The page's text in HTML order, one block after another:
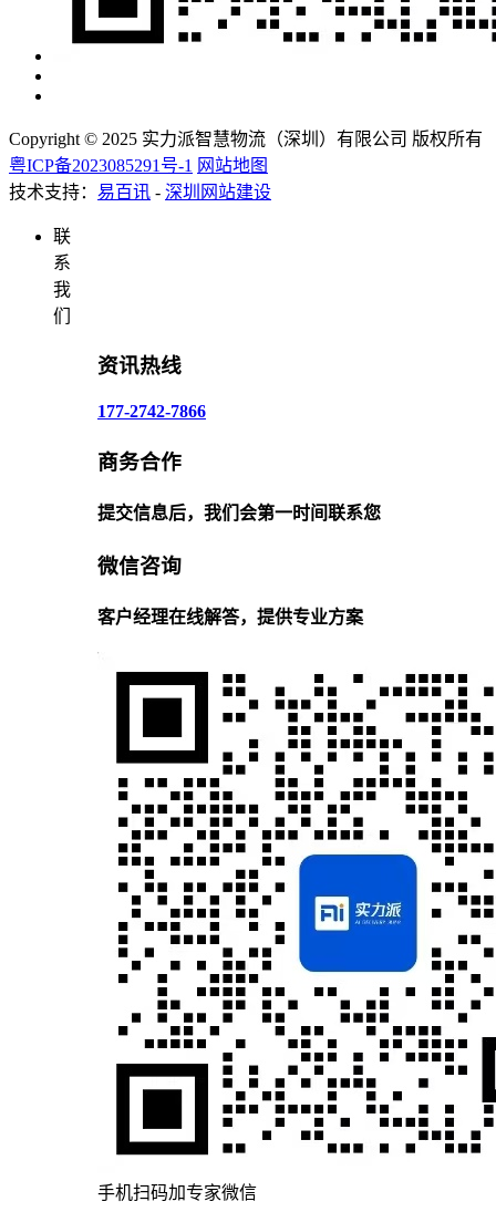
Copyright © 2025 实力派智慧物流（深圳）有限公司 版权所有
粤ICP备2023085291号-1 网站地图
技术支持： 易百讯 - 深圳网站建设
联
系
我
们
资讯热线
177-2742-7866
商务合作
提交信息后，我们会第一时间联系您
微信咨询
客户经理在线解答，提供专业方案
手机扫码加专家微信